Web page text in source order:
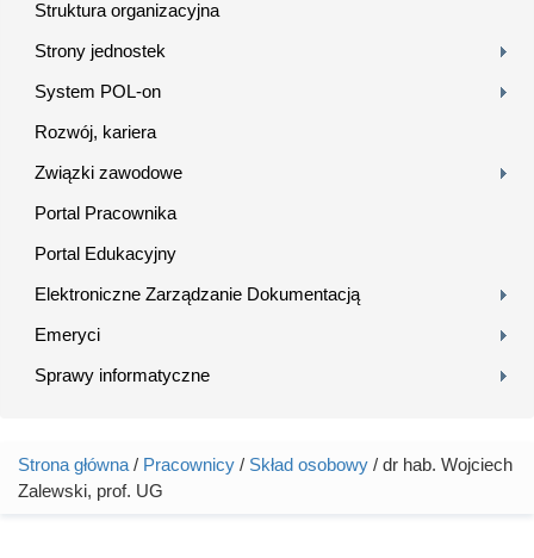
Struktura organizacyjna
Strony jednostek
System POL-on
Rozwój, kariera
Związki zawodowe
Portal Pracownika
Portal Edukacyjny
Elektroniczne Zarządzanie Dokumentacją
Emeryci
Sprawy informatyczne
Jesteś tutaj
Strona główna / Pracownicy / Skład osobowy / dr hab. Wojciech
Zalewski, prof. UG